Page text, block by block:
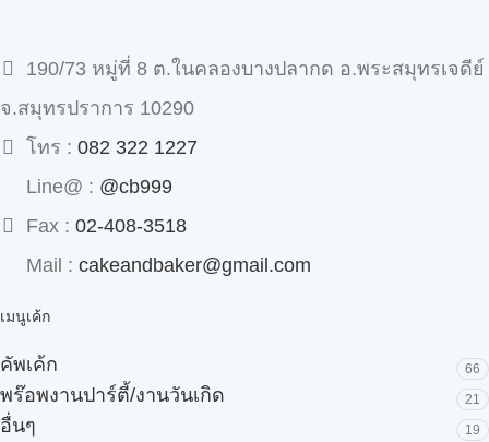
190/73 หมู่ที่ 8 ต.ในคลองบางปลากด อ.พระสมุทรเจดีย์
จ.สมุทรปราการ 10290
โทร : 082 322 1227
Line@ : @cb999
Fax : 02-408-3518
Mail : cakeandbaker@gmail.com
เมนูเค้ก
คัพเค้ก 66
พร๊อพงานปาร์ตี้/งานวันเกิด 21
อื่นๆ 19